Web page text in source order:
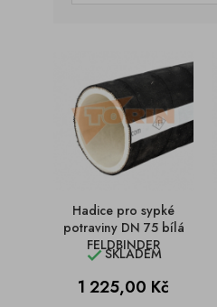
Hadice pro sypké
potraviny DN 75 bílá
FELDBINDER
SKLADEM
Cena
1 225,00 Kč